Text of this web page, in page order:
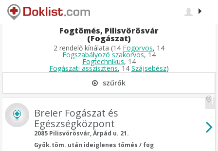
Fogtömés, Pilisvörösvár
(Fogászat)
2 rendelő kínálata (14 Fogorvos, 14
Fogszabályozó szakorvos, 14
Fogtechnikus, 14
Fogászati asszisztens, 14 Szájsebész)
szűrők
Breier Fogászat és
Egészségközpont
2085 Pilisvörösvár, Árpád u. 21.
Gyök.töm. után ideiglenes tömés / fog